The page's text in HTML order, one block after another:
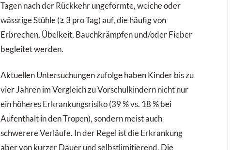
Tagen nach der Rückkehr ungeformte, weiche oder
wässrige Stühle (≥ 3 pro Tag) auf, die häufig von
Erbrechen, Übelkeit, Bauchkrämpfen und/oder Fieber
begleitet werden.
Aktuellen Untersuchungen zufolge haben Kinder bis zu
vier Jahren im Vergleich zu Vorschulkindern nicht nur
ein höheres Erkrankungsrisiko (39 % vs. 18 % bei
Aufenthalt in den Tropen), sondern meist auch
schwerere Verläufe. In der Regel ist die Erkrankung
aber von kurzer Dauer und selbstlimitierend. Die